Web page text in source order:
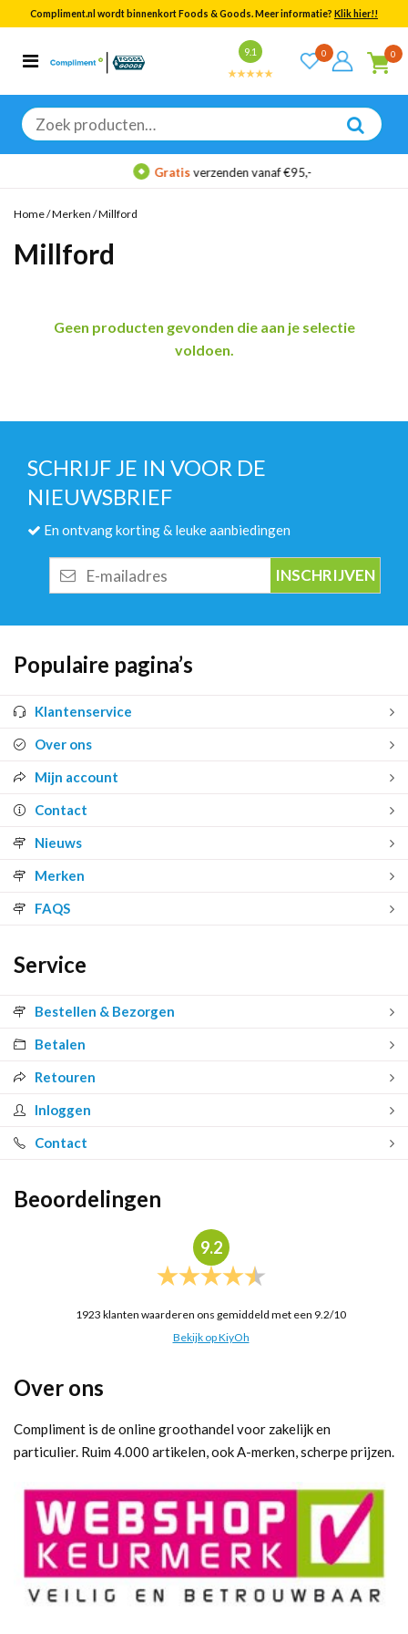
Compliment.nl wordt binnenkort Foods & Goods. Meer informatie? Klik hier!!
9.1 0 0
Zoeken
naar:
Categorieën
Bekijk alle resultaten
Gratisverzenden vanaf €95,-
Home/Merken /Millford
Millford
Geen producten gevonden die aan je selectie
voldoen.
SCHRIJF JE IN VOOR DE
NIEUWSBRIEF
En ontvang korting & leuke aanbiedingen
mailadres
Populaire pagina’s
Klantenservice
Over ons
Mijn account
Contact
Nieuws
Merken
FAQS
Service
Bestellen & Bezorgen
Betalen
Retouren
Inloggen
Contact
Beoordelingen
9.2
1923 klanten waarderen ons gemiddeld met een 9.2/10
Bekijk op KiyOh
Over ons
Compliment is de online groothandel voor zakelijk en
particulier. Ruim 4.000 artikelen, ook A-merken, scherpe prijzen.